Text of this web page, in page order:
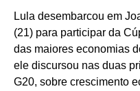
Lula desembarcou em
(21) para participar da
das maiores economias
ele discursou nas duas
G20, sobre crescimento